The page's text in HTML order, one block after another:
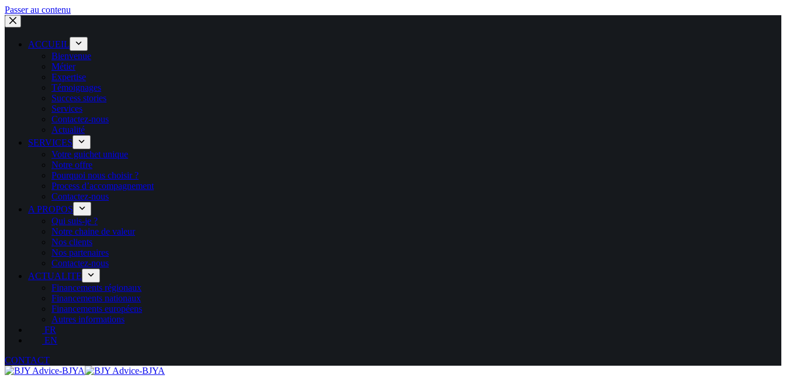
Passer au contenu
ACCUEIL
Bienvenue
Métier
Expertise
Témoignages
Success stories
Services
Contactez-nous
Actualité
SERVICES
Votre guichet unique
Notre offre
Pourquoi nous choisir ?
Process d’accompagnement
Contactez-nous
A PROPOS
Qui suis-je ?
Notre chaine de valeur
Nos clients
Nos partenaires
Contactez-nous
ACTUALITE
Financements régionaux
Financements nationaux
Financements européens
Autres informations
FR
EN
CONTACT